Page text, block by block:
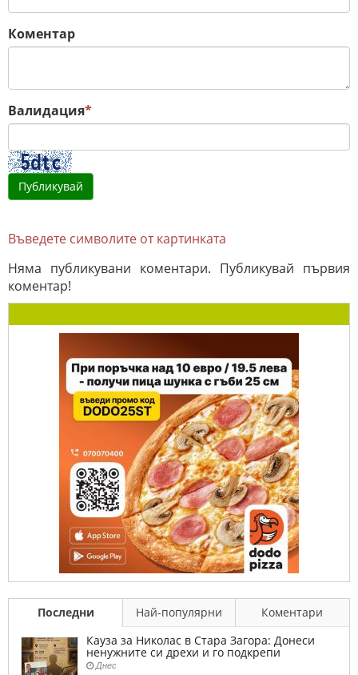
Коментар
Валидация*
Въведете символите от картинката
Няма публикувани коментари. Публикувай първия
коментар!
Последни Най-популярни
Коментари
Кауза за Николас в Стара Загора: Донеси
ненужните си дрехи и го подкрепи
Днес